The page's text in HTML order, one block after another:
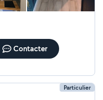
Contacter
Particulier